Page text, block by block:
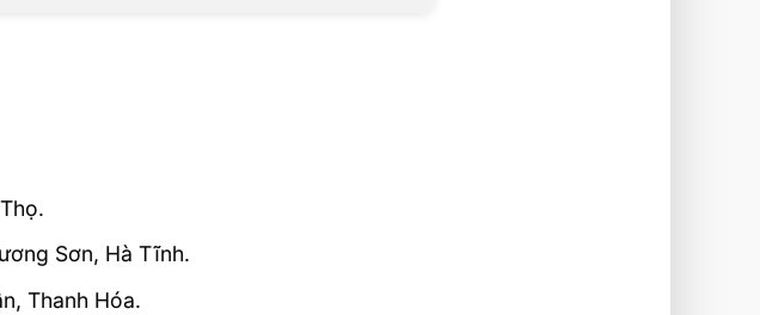
Sơn, Hà Tĩnh.
Thanh Hóa.